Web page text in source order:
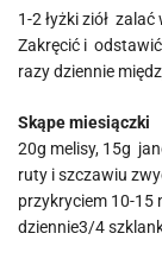
1-2 łyżki ziół
Zakręcić i
razy dziennie
Skąpe miesiączki
20g melisy, 15g
ruty i szczawiu
przykryciem 10-15
dziennie3/4